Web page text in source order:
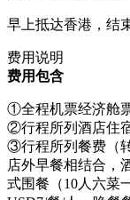
早上抵达香港，结
费用说明
费用包含
①全程机票经济舱
②行程所列酒店住
③行程所列餐费（
店外早餐相结合，
式围餐（10人六菜